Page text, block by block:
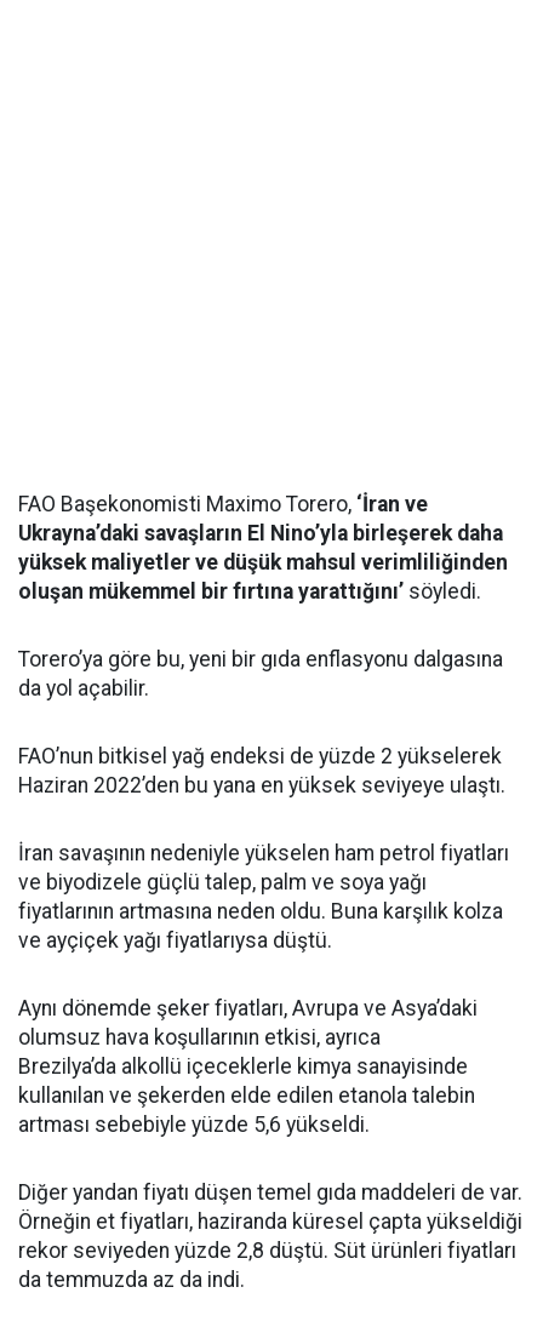
FAO Başekonomisti Maximo Torero, ‘İran ve
Ukrayna’daki savaşların El Nino’yla birleşerek daha
yüksek maliyetler ve düşük mahsul verimliliğinden
oluşan mükemmel bir fırtına yarattığını’ söyledi.
Torero’ya göre bu, yeni bir gıda enflasyonu dalgasına
da yol açabilir.
FAO’nun bitkisel yağ endeksi de yüzde 2 yükselerek
Haziran 2022’den bu yana en yüksek seviyeye ulaştı.
İran savaşının nedeniyle yükselen ham petrol fiyatları
ve biyodizele güçlü talep, palm ve soya yağı
fiyatlarının artmasına neden oldu. Buna karşılık kolza
ve ayçiçek yağı fiyatlarıysa düştü.
Aynı dönemde şeker fiyatları, Avrupa ve Asya’daki
olumsuz hava koşullarının etkisi, ayrıca
Brezilya’da alkollü içeceklerle kimya sanayisinde
kullanılan ve şekerden elde edilen etanola talebin
artması sebebiyle yüzde 5,6 yükseldi.
Diğer yandan fiyatı düşen temel gıda maddeleri de var.
Örneğin et fiyatları, haziranda küresel çapta yükseldiği
rekor seviyeden yüzde 2,8 düştü. Süt ürünleri fiyatları
da temmuzda az da indi.